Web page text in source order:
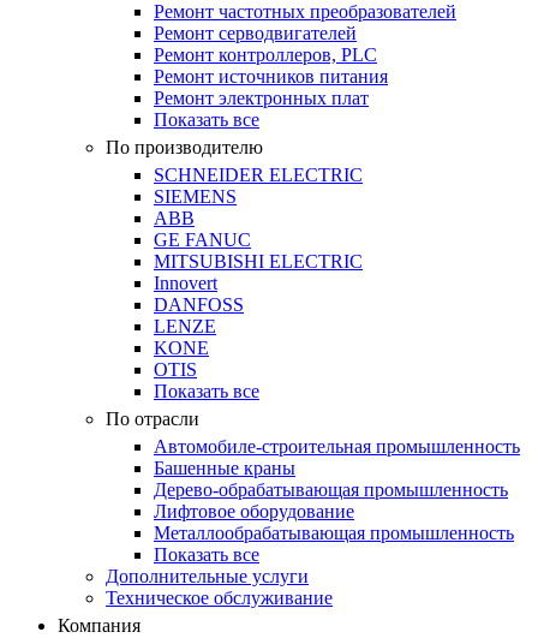
Ремонт частотных преобразователей
Ремонт серводвигателей
Ремонт контроллеров, PLC
Ремонт источников питания
Ремонт электронных плат
Показать все
По производителю
SCHNEIDER ELECTRIC
SIEMENS
ABB
GE FANUC
MITSUBISHI ELECTRIC
Innovert
DANFOSS
LENZE
KONE
OTIS
Показать все
По отрасли
Автомобиле-строительная промышленность
Башенные краны
Дерево-обрабатывающая промышленность
Лифтовое оборудование
Металлообрабатывающая промышленность
Показать все
Дополнительные услуги
Техническое обслуживание
Компания